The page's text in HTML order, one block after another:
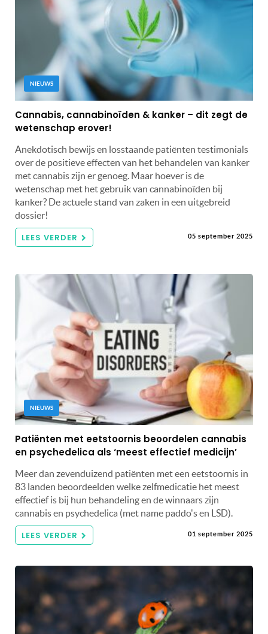
NIEUWS
Cannabis, cannabinoïden & kanker – dit zegt de
wetenschap erover!
Anekdotisch bewijs en losstaande patiënten testimonials
over de positieve effecten van het behandelen van kanker
met cannabis zijn er genoeg. Maar hoever is de
wetenschap met het gebruik van cannabinoïden bij
kanker? De actuele stand van zaken in een uitgebreid
dossier!
LEES VERDER 05 september 2025
NIEUWS
Patiënten met eetstoornis beoordelen cannabis
en psychedelica als ‘meest effectief medicijn’
Meer dan zevenduizend patiënten met een eetstoornis in
83 landen beoordeelden welke zelfmedicatie het meest
effectief is bij hun behandeling en de winnaars zijn
cannabis en psychedelica (met name paddo's en LSD).
LEES VERDER 01 september 2025